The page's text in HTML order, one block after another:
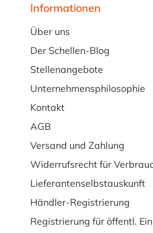
Informationen
Über uns
Der Schellen-Blog
Stellenangebote
Unternehmensphilosophie
Kontakt
AGB
Versand und Zahlung
Widerrufsrecht für
Lieferantenselbstauskunft
Händler-Registrierung
Registrierung für öffentl.